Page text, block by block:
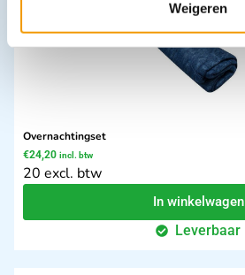
Weigeren
Overnachtingset
€24,20 incl. btw
20 excl. btw
In winkelwagen
Leverbaar